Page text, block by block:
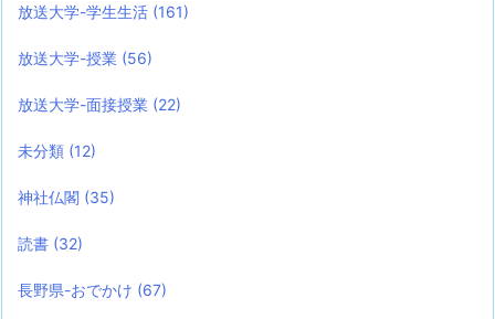
放送大学-学生生活 (161)
放送大学-授業 (56)
放送大学-面接授業 (22)
未分類 (12)
神社仏閣 (35)
読書 (32)
長野県-おでかけ (67)